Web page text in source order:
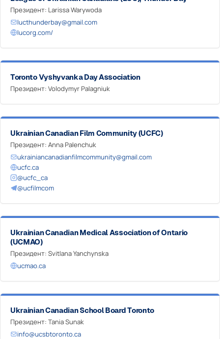
Президент: Larissa Warywoda
lucthunderbay@gmail.com
lucorg.com/
Toronto Vyshyvanka Day Association
Президент: Volodymyr Palagniuk
Ukrainian Canadian Film Community (UCFC)
Президент: Anna Palenchuk
ukrainiancanadianfilmcommunity@gmail.com
ucfc.ca
@ucfc_ca
@ucfilmcom
Ukrainian Canadian Medical Association of Ontario
(UCMAO)
Президент: Svitlana Yanchynska
ucmao.ca
Ukrainian Canadian School Board Toronto
Президент: Tania Sunak
info@ucsbtoronto.ca